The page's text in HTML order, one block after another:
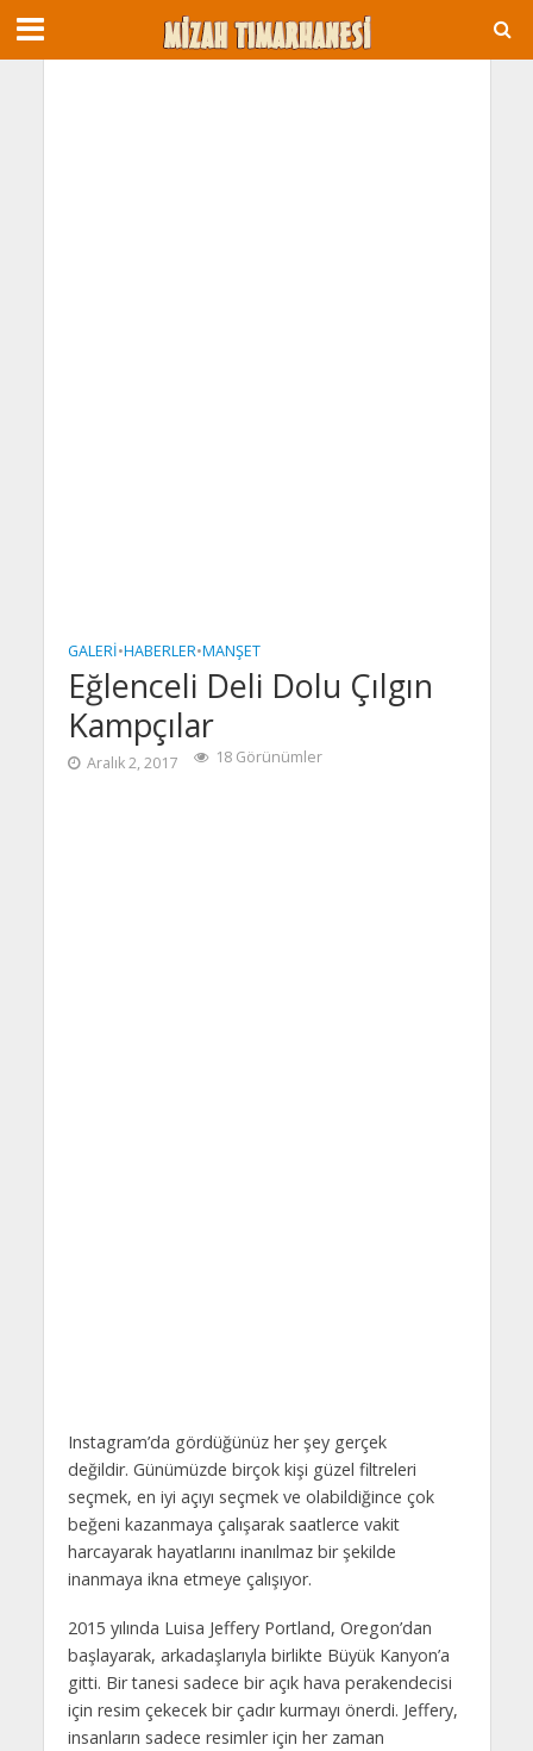
GALERI•HABERLER•MANŞET
Eğlenceli Deli Dolu Çılgın
Kampçılar
Aralık 2, 2017 18 Görünümler
Instagram’da gördüğünüz her şey gerçek
değildir. Günümüzde birçok kişi güzel filtreleri
seçmek, en iyi açıyı seçmek ve olabildiğince çok
beğeni kazanmaya çalışarak saatlerce vakit
harcayarak hayatlarını inanılmaz bir şekilde
inanmaya ikna etmeye çalışıyor.
2015 yılında Luisa Jeffery Portland, Oregon’dan
başlayarak, arkadaşlarıyla birlikte Büyük Kanyon’a
gitti. Bir tanesi sadece bir açık hava perakendecisi
için resim çekecek bir çadır kurmayı önerdi. Jeffery,
insanların sadece resimler için her zaman